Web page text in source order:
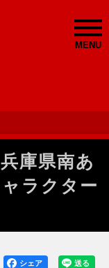
MENU
庫県南あ
ラクター
送る
シェア